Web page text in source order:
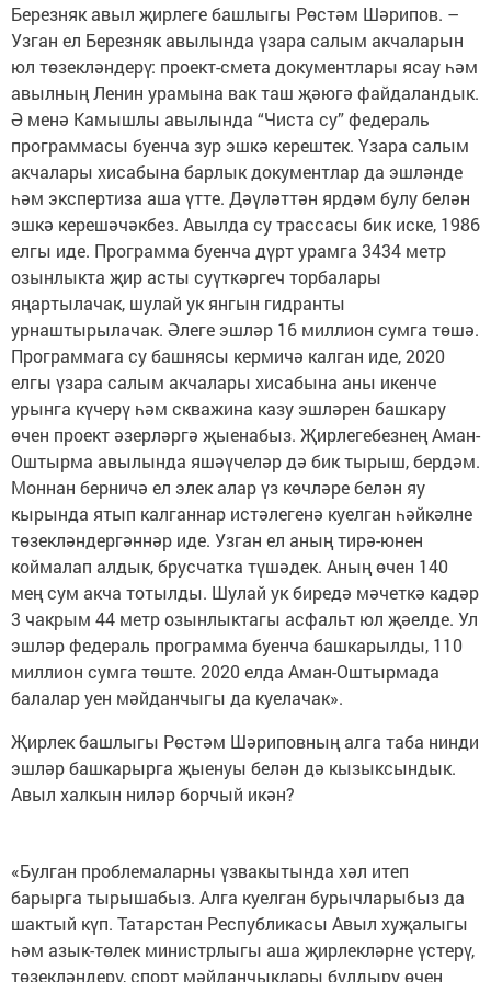
Березняк авыл җирлеге башлыгы Рөстәм Шәрипов. –
Узган ел Березняк авылында үзара салым акчаларын
юл төзекләндерү: проект-смета документлары ясау һәм
авылның Ленин урамына вак таш җәюгә файдаландык.
Ә менә Камышлы авылында “Чиста су” федераль
программасы буенча зур эшкә керештек. Үзара салым
акчалары хисабына барлык документлар да эшләнде
һәм экспертиза аша үтте. Дәүләттән ярдәм булу белән
эшкә керешәчәкбез. Авылда су трассасы бик иске, 1986
елгы иде. Программа буенча дүрт урамга 3434 метр
озынлыкта җир асты суүткәргеч торбалары
яңартылачак, шулай ук янгын гидранты
урнаштырылачак. Әлеге эшләр 16 миллион сумга төшә.
Программага су башнясы кермичә калган иде, 2020
елгы үзара салым акчалары хисабына аны икенче
урынга күчерү һәм скважина казу эшләрен башкару
өчен проект әзерләргә җыенабыз. Җирлегебезнең Аман-
Оштырма авылында яшәүчеләр дә бик тырыш, бердәм.
Моннан берничә ел элек алар үз көчләре белән яу
кырында ятып калганнар истәлегенә куелган һәйкәлне
төзекләндергәннәр иде. Узган ел аның тирә-юнен
коймалап алдык, брусчатка түшәдек. Аның өчен 140
мең сум акча тотылды. Шулай ук биредә мәчеткә кадәр
3 чакрым 44 метр озынлыктагы асфальт юл җәелде. Ул
эшләр федераль программа буенча башкарылды, 110
миллион сумга төште. 2020 елда Аман-Оштырмада
балалар уен мәйданчыгы да куелачак».
Җирлек башлыгы Рөстәм Шәриповның алга таба нинди
эшләр башкарырга җыенуы белән дә кызыксындык.
Авыл халкын ниләр борчый икән?
«Булган проблемаларны үзвакытында хәл итеп
барырга тырышабыз. Алга куелган бурычларыбыз да
шактый күп. Татарстан Республикасы Авыл хуҗалыгы
һәм азык-төлек министрлыгы аша җирлекләрне үстерү,
төзекләндерү, спорт мәйданчыклары булдыру өчен